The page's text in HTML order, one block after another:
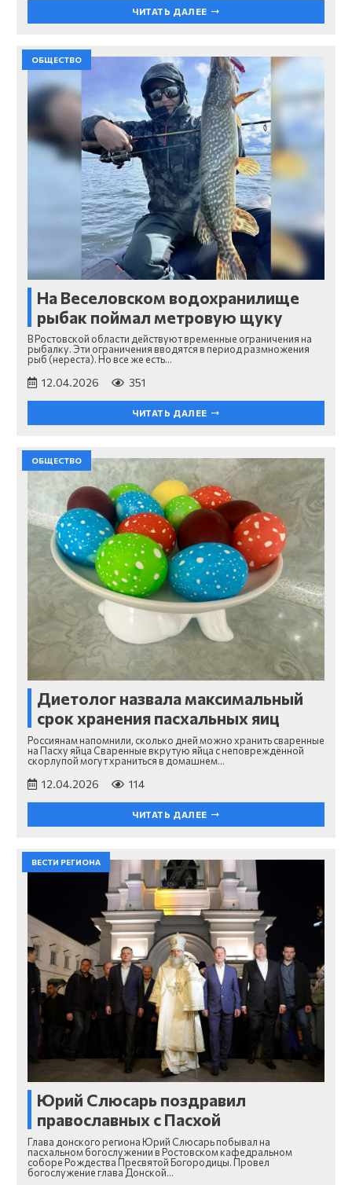
ЧИТАТЬ ДАЛЕЕ
ОБЩЕСТВО
На Веселовском водохранилище
рыбак поймал метровую щуку
В Ростовской области действуют временные ограничения на
рыбалку. Эти ограничения вводятся в период размножения
рыб (нереста). Но все же есть…
12.04.2026 351
ЧИТАТЬ ДАЛЕЕ
ОБЩЕСТВО
Диетолог назвала максимальный
срок хранения пасхальных яиц
Россиянам напомнили, сколько дней можно хранить сваренные
на Пасху яйца Сваренные вкрутую яйца с неповреждённой
скорлупой могут храниться в домашнем…
12.04.2026 114
ЧИТАТЬ ДАЛЕЕ
ВЕСТИ РЕГИОНА
Юрий Слюсарь поздравил
православных с Пасхой
Глава донского региона Юрий Слюсарь побывал на
пасхальном богослужении в Ростовском кафедральном
соборе Рождества Пресвятой Богородицы. Провел
богослужение глава Донской…